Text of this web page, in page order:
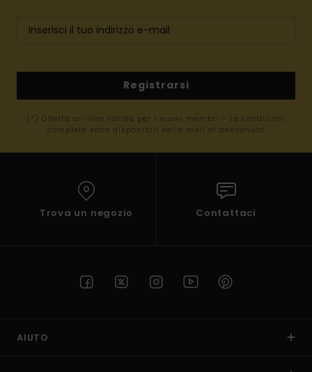
Registrarsi
(*) Offerta on-line valida per i nuovi membri - Le condizioni
complete sono disponibili nella mail di benvenuto
Trova un negozio Contattaci
AIUTO